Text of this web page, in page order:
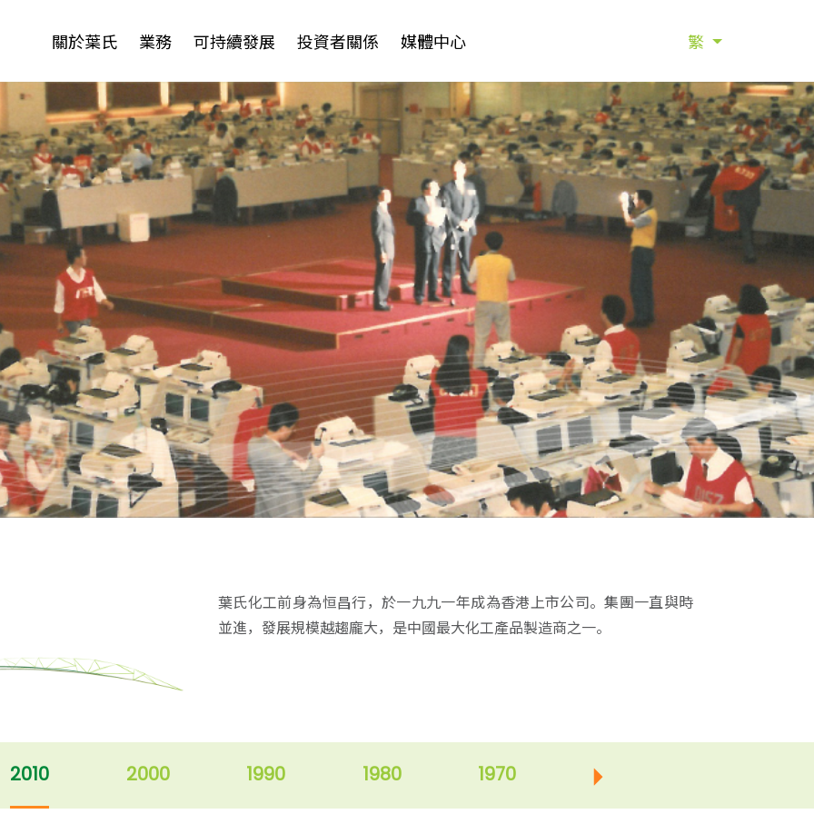
關於葉氏 業務 可持續發展 投資者關係 媒體中心 繁
葉氏化工前身為恒昌行，於一九九一年成為香港上市公司。集團一直與時
並進，發展規模越趨龐大，是中國最大化工產品製造商之一。
2010 2000 1990 1980 1970